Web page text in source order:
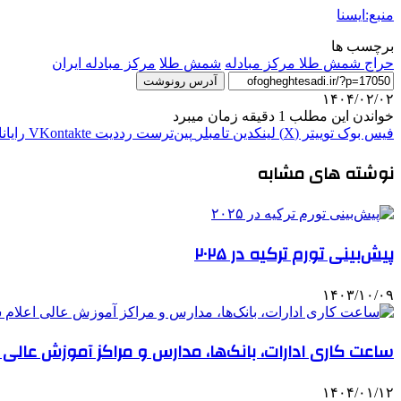
منبع:ایسنا
برچسب ها
حراج شمش طلا مرکز مبادله شمش طلا مرکز مبادله ایران
آدرس رونوشت
۱۴۰۴/۰۲/۰۲
خواندن این مطلب 1 دقیقه زمان میبرد
فیس بوک توییتر (X) لینکدین ‫تامبلر ‫پین‌ترست ‫رددیت ‫VKontakte
نوشته های مشابه
پیش‌بینی تورم ترکیه در ۲۰۲۵
۱۴۰۳/۱۰/۰۹
ساعت کاری ادارات، بانک‌ها، مدارس و مراکز آموزش
۱۴۰۴/۰۱/۱۲